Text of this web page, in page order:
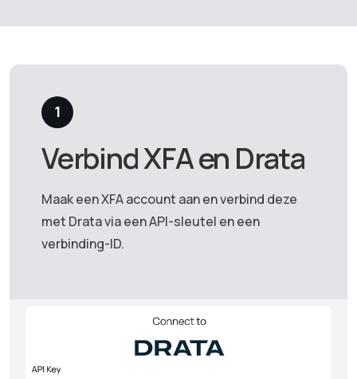
1
Verbind XFA en Drata
Maak een XFA account aan en verbind deze
met Drata via een API-sleutel en een
verbinding-ID.